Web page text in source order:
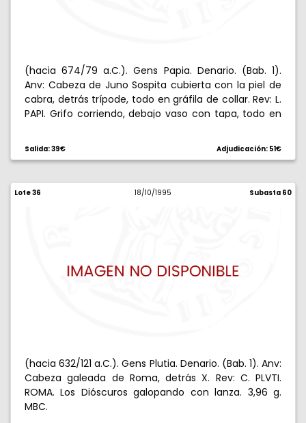
(hacia 674/79 a.C.). Gens Papia. Denario. (Bab. 1).
Anv: Cabeza de Juno Sospita cubierta con la piel de
cabra, detrás trípode, todo en gráfila de collar. Rev: L.
PAPI. Grifo corriendo, debajo vaso con tapa, todo en
Anverso descentrado. Escasa. (MBC+).
Salida: 39€ Adjudicación: 51€
Lote 36 18/10/1995 Subasta 60
(hacia 632/121 a.C.). Gens Plutia. Denario. (Bab. 1). Anv:
Cabeza galeada de Roma, detrás X. Rev: C. PLVTI.
ROMA. Los Dióscuros galopando con lanza. 3,96 g.
MBC.